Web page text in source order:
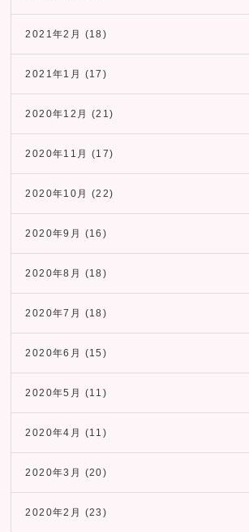
2021年2月 (18)
2021年1月 (17)
2020年12月 (21)
2020年11月 (17)
2020年10月 (22)
2020年9月 (16)
2020年8月 (18)
2020年7月 (18)
2020年6月 (15)
2020年5月 (11)
2020年4月 (11)
2020年3月 (20)
2020年2月 (23)